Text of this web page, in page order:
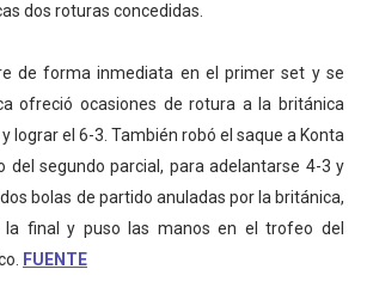
dos roturas concedidas.
de forma inmediata en el primer set y se
ofreció ocasiones de rotura a la británica
lograr el 6-3. También robó el saque a Konta
del segundo parcial, para adelantarse 4-3 y
bolas de partido anuladas por la británica,
la final y puso las manos en el trofeo del
FUENTE